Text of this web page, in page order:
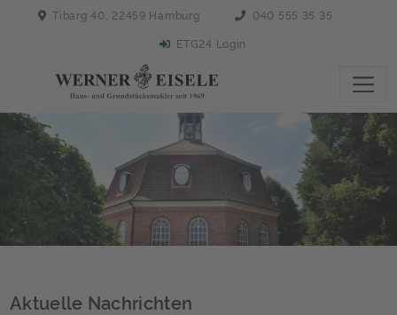
Tibarg 40, 22459 Hamburg
040 555 35 35
ETG24 Login
Aktuelle Nachrichten